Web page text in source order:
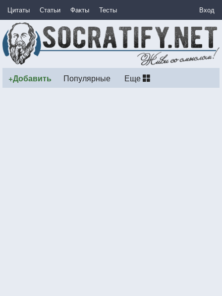
Цитаты Статьи Факты Тесты Вход
+Добавить Популярные Еще